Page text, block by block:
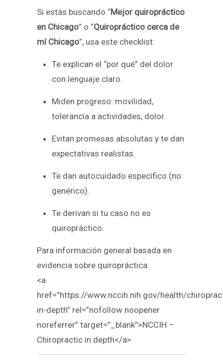
Si estás buscando “Mejor quiropráctico
en Chicago” o “Quiropráctico cerca de
mí Chicago”, usa este checklist:
Te explican el “por qué” del dolor
con lenguaje claro.
Miden progreso: movilidad,
tolerancia a actividades, dolor.
Evitan promesas absolutas y te dan
expectativas realistas.
Te dan autocuidado específico (no
genérico).
Te derivan si tu caso no es
quiropráctico.
Para información general basada en
evidencia sobre quiropráctica:
<a
href=”https://www.nccih.nih.gov/health/
in-depth” rel=”nofollow noopener
noreferrer” target=”_blank”>NCCIH –
Chiropractic in depth</a>